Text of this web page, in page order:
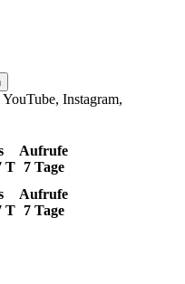
Instagram,
T
Aufrufe
7 Tage
T
Aufrufe
7 Tage